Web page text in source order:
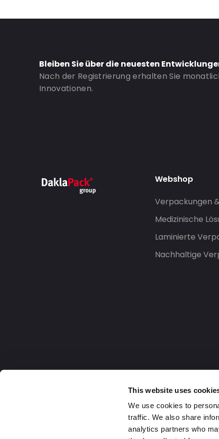
This website uses
We use cookies to
traffic. We also share
analytics partners who
Bleiben Sie über die neuesten
Nach der Registrierung erhalten Sie
Innovationen.
Webshop
Verpackungen
Medizinische
Laminierte
Nachhaltige